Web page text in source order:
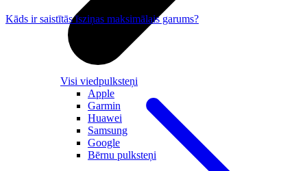
Visi viedpulksteņi
Apple
Garmin
Huawei
Samsung
Google
Bērnu pulksteņi
Kāds ir saistītās īsziņas maksimālais garums?